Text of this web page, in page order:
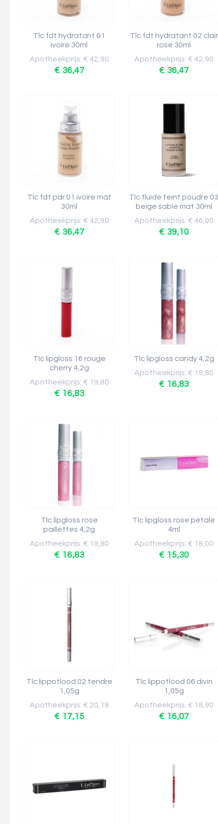
Tlc fdt hydratant 01
ivoire 30ml
Apotheekprijs: € 42,90
€ 36,47
Tlc fdt hydratant 02 clair
rose 30ml
Apotheekprijs: € 42,90
€ 36,47
Tlc fdt pdr 01 ivoire mat
30ml
Apotheekprijs: € 42,90
€ 36,47
Tlc fluide teint poudre
beige sable mat 30ml
Apotheekprijs: € 46,00
€ 39,10
Tlc lipgloss 16 rouge
cherry 4,2g
Apotheekprijs: € 19,80
€ 16,83
Tlc lipgloss candy 4,2g
Apotheekprijs: € 19,80
€ 16,83
Tlc lipgloss rose
paillettes 4,2g
Apotheekprijs: € 19,80
€ 16,83
Tlc lipgloss rose petale
4ml
Apotheekprijs: € 18,00
€ 15,30
Tlc lippotlood 02 tendre
1,05g
Apotheekprijs: € 20,18
€ 17,15
Tlc lippotlood 06 divin
1,05g
Apotheekprijs: € 18,90
€ 16,07